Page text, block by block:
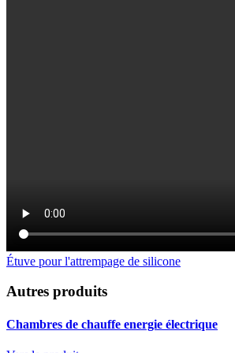
Étuve pour l'attrempage de silicone
Autres produits
Chambres de chauffe energie électrique